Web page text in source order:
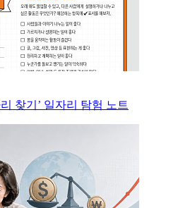
찾기’ 일자리 탐험 노트